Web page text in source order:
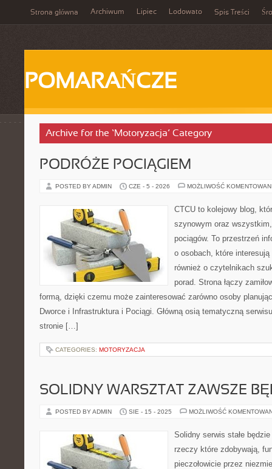
Strona główna Archiwum Lipiec Lodowato Spis Treści
POMARAŃCZE
Archive for the ‘Motoryzacja’ Category
PODRÓŻE POCIĄGIEM
POSTED BY ADMIN CZE - 5 - 2026 MOŻLIWOŚĆ
CTCU to kolejowy blog,
szynowym oraz
pociągów. To przestrzeń
o osobach, które
również o czytelnikach
porad. Strona łączy
formą, dzięki czemu może zainteresować zarówno osoby
Dworce i Infrastruktura i Pociągi. Główną osią tematyczną
stronie […]
CATEGORIES: MOTORYZACJA
SOLIDNY WARSZTAT ZAWSZE
POSTED BY ADMIN SIE - 15 - 2025 MOŻLIWOŚĆ
Solidny serwis stałe
rzeczy które zdobywają,
pieczołowicie przez